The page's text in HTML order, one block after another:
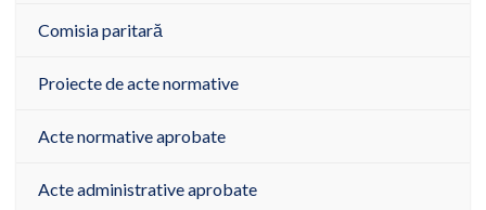
Comisia paritară
Proiecte de acte normative
Acte normative aprobate
Acte administrative aprobate